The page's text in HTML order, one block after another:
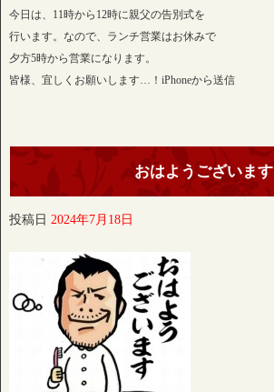
今日は、11時から12時に親父の告別式を
行います。なので、ランチ営業はお休みで
夕方5時から営業になります。
皆様、宜しくお願いします…！iPhoneから送信
おはようございます
投稿日 2024年7月18日